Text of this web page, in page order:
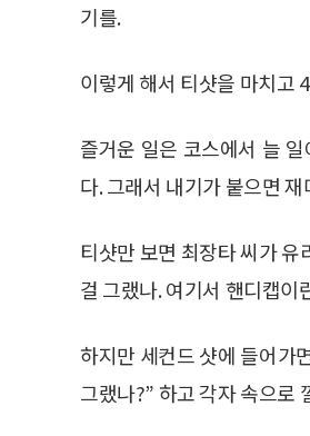
기를.
이렇게 해서 티샷을 마치고
즐거운 일은 코스에서 늘
다. 그래서 내기가 붙으면 재
티샷만 보면 최장타 씨가 유
걸 그랬나. 여기서 핸디캡
하지만 세컨드 샷에 들어가
그랬나?” 하고 각자 속으로